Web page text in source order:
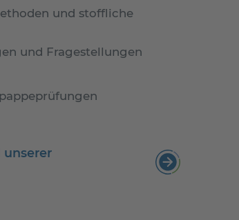
und stoffliche
und Fragestellungen
unserer